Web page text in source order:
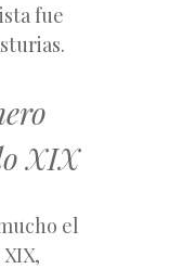
fue
XIX
el